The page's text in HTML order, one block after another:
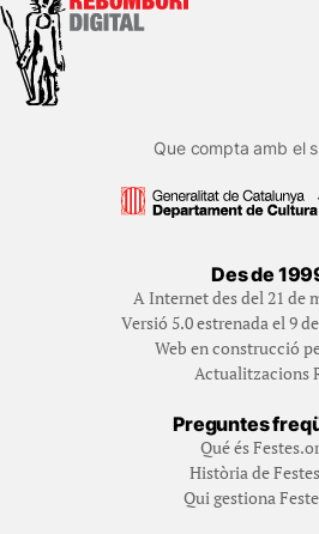
Que compta amb el
Des de
A Internet des del 21 de
Versió 5.0 estrenada el 9
Web en construcció
Actualitzacions
Preguntes
Qué és
Història de
Qui gestiona